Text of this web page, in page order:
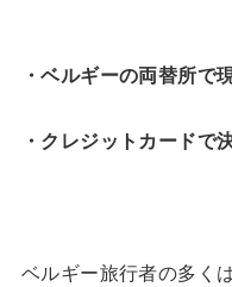
・ベルギーの両替所で
・クレジットカードで
ベルギー旅行者の多く